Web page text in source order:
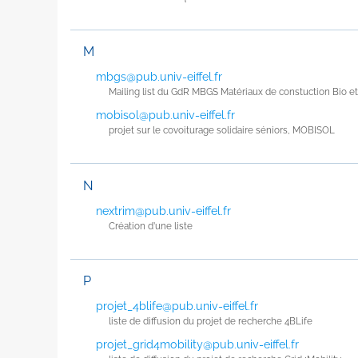
M
mbgs@pub.univ-eiffel.fr
Mailing list du GdR MBGS Matériaux de constuction Bio
mobisol@pub.univ-eiffel.fr
projet sur le covoiturage solidaire séniors, MOBISOL
N
nextrim@pub.univ-eiffel.fr
Création d’une liste
P
projet_4blife@pub.univ-eiffel.fr
liste de diffusion du projet de recherche 4BLife
projet_grid4mobility@pub.univ-eiffel.fr